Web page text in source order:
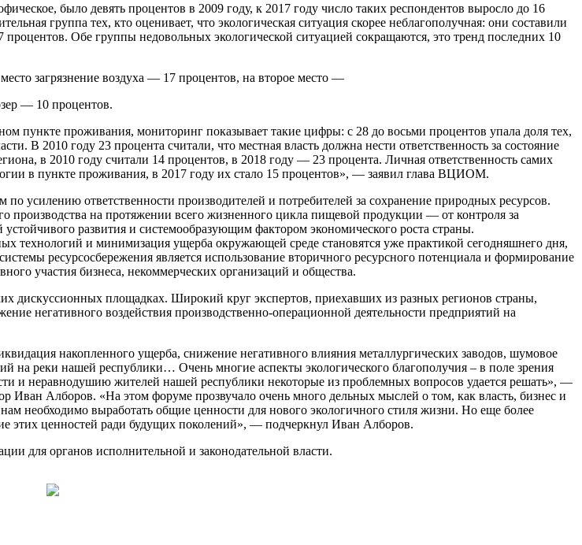
было девять процентов в 2009 году, к 2017 году число таких респондентов выросло до 16
группа тех, кто оценивает, что экологическая ситуация скорее неблагополучная: они составили
Обе группы недовольных экологической ситуацией сокращаются, это тренд последних 10
загрязнение воздуха — 17 процентов, на второе место —
— 10 процентов.
пункте проживания, мониторинг показывает такие цифры: с 28 до восьми процентов упала доля тех,
В 2010 году 23 процента считали, что местная власть должна нести ответственность за состояние
в 2010 году считали 14 процентов, в 2018 году — 23 процента. Личная ответственность самих
в пункте проживания, в 2017 году их стало 15 процентов», — заявил глава ВЦИОМ.
усилению ответственности производителей и потребителей за сохранение природных ресурсов.
на протяжении всего жизненного цикла пищевой продукции — от контроля за
развития и системообразующим фактором экономического роста страны.
технологий и минимизация ущерба окружающей среде становятся уже практикой сегодняшнего дня,
ресурсосбережения является использование вторичного ресурсного потенциала и формирование
участия бизнеса, некоммерческих организаций и общества.
дискуссионных площадках. Широкий круг экспертов, приехавших из разных регионов страны,
негативного воздействия производственно-операционной деятельности предприятий на
накопленного ущерба, снижение негативного влияния металлургических заводов, шумовое
на реки нашей республики… Очень многие аспекты экологического благополучия – в поле зрения
и неравнодушию жителей нашей республики некоторые из проблемных вопросов удается решать», —
Иван Алборов. «На этом форуме прозвучало очень много дельных мыслей о том, как власть, бизнес и
необходимо выработать общие ценности для нового экологичного стиля жизни. Но еще более
этих ценностей ради будущих поколений», — подчеркнул Иван Алборов.
для органов исполнительной и законодательной власти.